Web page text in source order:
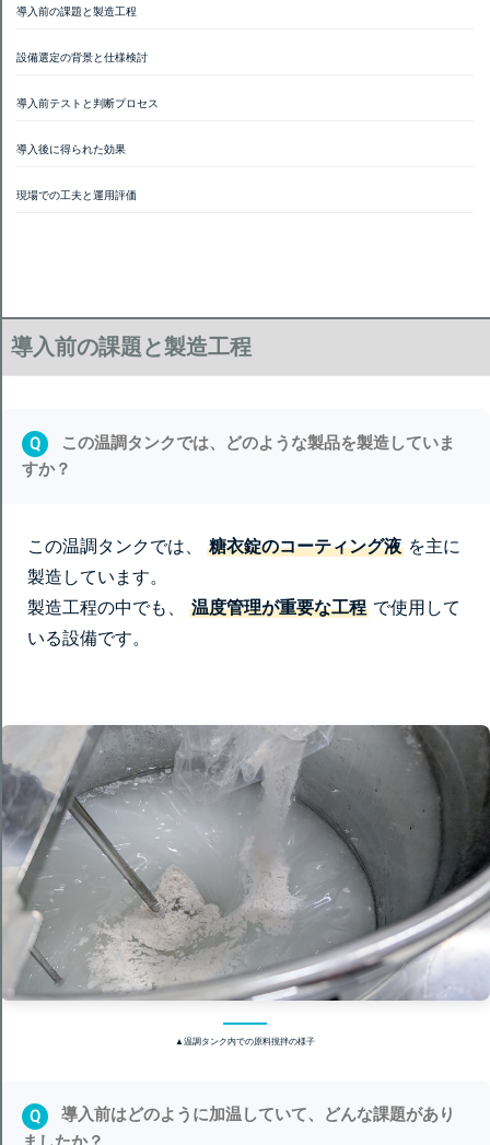
導入前の課題と製造工程
設備選定の背景と仕様検討
導入前テストと判断プロセス
導入後に得られた効果
現場での工夫と運用評価
導入前の課題と製造工程
Q
この温調タンクでは、どのような製品を製造していま
すか？
この温調タンクでは、 糖衣錠のコーティング液 を主に
製造しています。
製造工程の中でも、
温度管理が重要な工程 で使用して
いる設備です。
▲温調タンク内での原料撹拌の様子
Q
導入前はどのように加温していて、どんな課題があり